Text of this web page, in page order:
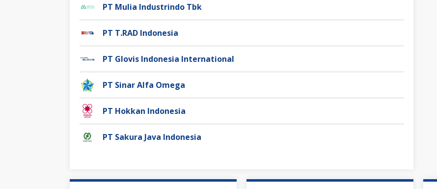
PT Mulia Industrindo Tbk
PT T.RAD Indonesia
PT Glovis Indonesia International
PT Sinar Alfa Omega
PT Hokkan Indonesia
PT Sakura Java Indonesia